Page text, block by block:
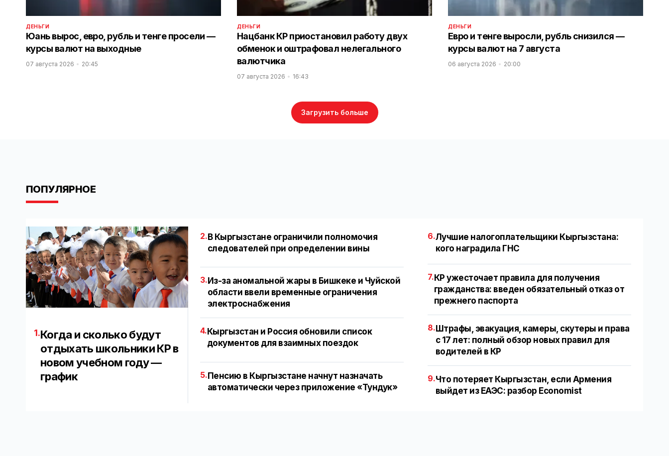
ДЕНЬГИ
Юань вырос, евро, рубль и тенге просели —
курсы валют на выходные
07 августа 2026 20:45
ДЕНЬГИ
Нацбанк КР приостановил работу двух
обменок и оштрафовал нелегального
валютчика
07 августа 2026 16:43
ДЕНЬГИ
Евро и тенге выросли, рубль снизился —
курсы валют на 7 августа
06 августа 2026 20:00
Загрузить больше
ПОПУЛЯРНОЕ
1.Когда и сколько будут
отдыхать школьники КР в
новом учебном году —
график
2.В Кыргызстане ограничили полномочия
следователей при определении вины
3. Из-за аномальной жары в Бишкеке и Чуйской
области ввели временные ограничения
электроснабжения
4. Кыргызстан и Россия обновили список
документов для взаимных поездок
5. Пенсию в Кыргызстане начнут назначать
автоматически через приложение «Тундук»
6.Лучшие налогоплательщики Кыргызстана:
кого наградила ГНС
7.КР ужесточает правила для получения
гражданства: введен обязательный отказ от
прежнего паспорта
8.Штрафы, эвакуация, камеры, скутеры и права
с 17 лет: полный обзор новых правил для
водителей в КР
9.Что потеряет Кыргызстан, если Армения
выйдет из ЕАЭС: разбор Economist